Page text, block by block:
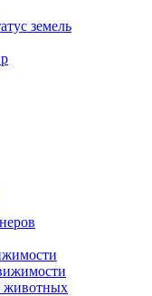
земель
животных